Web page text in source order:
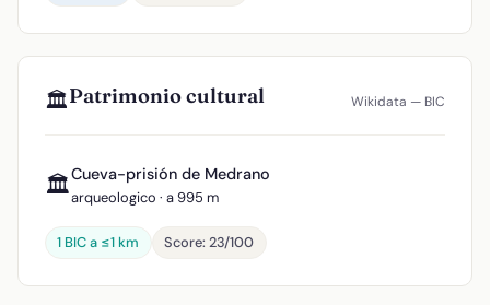
🏛️Patrimonio cultural Wikidata — BIC
🏛️Cueva-prisión de Medrano
arqueologico · a 995 m
1 BIC a ≤1 km Score: 23/100